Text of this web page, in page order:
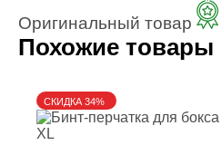
Оригинальный товар
Похожие товары
СКИДКА 34%